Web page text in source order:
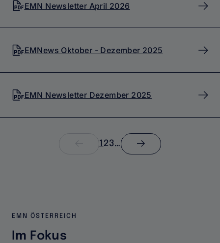
EMN Newsletter April 2026
EMNews Oktober - Dezember 2025
EMN Newsletter Dezember 2025
Seitennummerierung
Seite
1 Seite
2Seite
3…Ellipsis
indicating
Nächste
Seite
EMN ÖSTERREICH
Im Fokus